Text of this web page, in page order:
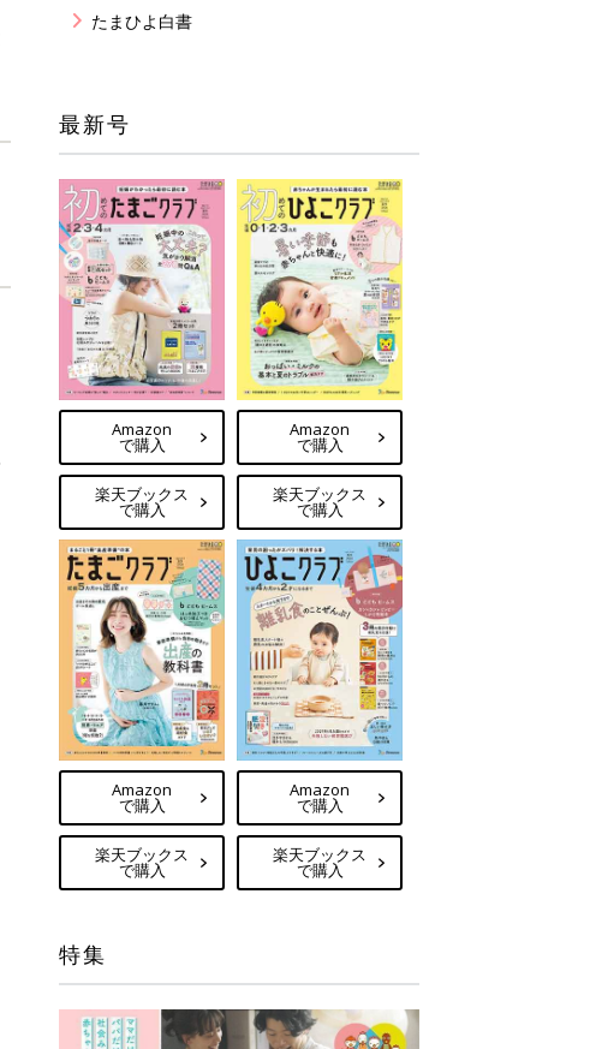
たまひよ白書
最新号
Amazon
で購入
楽天ブックス
で購入
Amazon
で購入
楽天ブックス
で購入
Amazon
で購入
楽天ブックス
で購入
Amazon
で購入
楽天ブックス
で購入
特集